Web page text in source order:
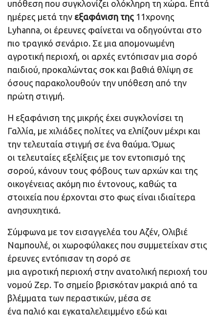
υπόθεση που συγκλονίζει ολόκληρη τη χώρα. Επτά
ημέρες μετά την εξαφάνιση της 11χρονης
Lyhanna, οι έρευνες φαίνεται να οδηγούνται στο
πιο τραγικό σενάριο. Σε μια απομονωμένη
αγροτική περιοχή, οι αρχές εντόπισαν μια σορό
παιδιού, προκαλώντας σοκ και βαθιά θλίψη σε
όσους παρακολουθούν την υπόθεση από την
πρώτη στιγμή.
Η εξαφάνιση της μικρής έχει συγκλονίσει τη
Γαλλία, με χιλιάδες πολίτες να ελπίζουν μέχρι και
την τελευταία στιγμή σε ένα θαύμα. Όμως
οι τελευταίες εξελίξεις με τον εντοπισμό της
σορού, κάνουν τους φόβους των αρχών και της
οικογένειας ακόμη πιο έντονους, καθώς τα
στοιχεία που έρχονται στο φως είναι ιδιαίτερα
ανησυχητικά.
Σύμφωνα με τον εισαγγελέα του Αζέν, Ολιβιέ
Ναμπουλέ, οι χωροφύλακες που συμμετείχαν στις
έρευνες εντόπισαν τη σορό σε
μια αγροτική περιοχή στην ανατολική περιοχή του
νομού Ζερ. Το σημείο βρισκόταν μακριά από τα
βλέμματα των περαστικών, μέσα σε
ένα παλιό και εγκαταλελειμμένο εδώ και